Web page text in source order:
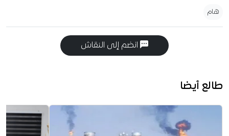
هام
انضم إلى النقاش
طالع أيضا